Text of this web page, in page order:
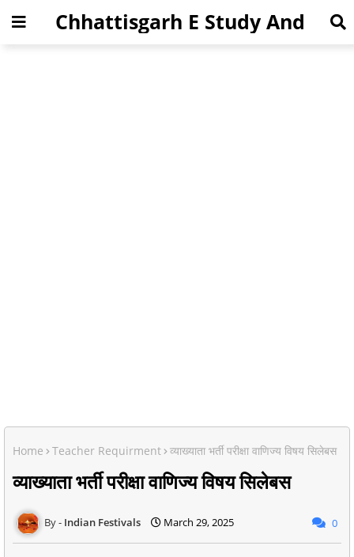
Chhattisgarh E Study And
Home Teacher Requirment व्याख्याता भर्ती परीक्षा वाणिज्य विषय सिलेबस
व्याख्याता भर्ती परीक्षा वाणिज्य विषय सिलेबस
Indian Festivals March 29, 2025 0